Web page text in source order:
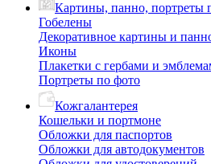
Картины, панно, портреты
Гобелены
Декоративное картины и
Иконы
Плакетки с гербами и
Портреты по фото
Кожгалантерея
Кошельки и портмоне
Обложки для паспортов
Обложки для автодокументов